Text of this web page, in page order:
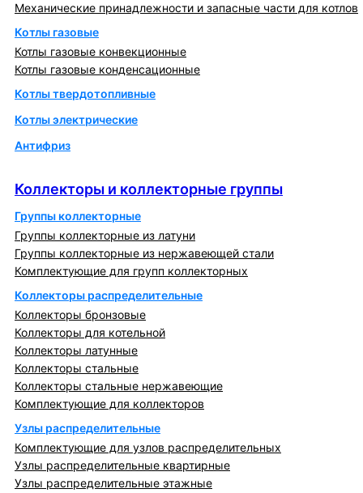
Механические принадлежности и запасные части для котлов
Котлы газовые
Котлы газовые конвекционные
Котлы газовые конденсационные
Котлы твердотопливные
Котлы электрические
Антифриз
Коллекторы и коллекторные группы
Группы коллекторные
Группы коллекторные из латуни
Группы коллекторные из нержавеющей стали
Комплектующие для групп коллекторных
Коллекторы распределительные
Коллекторы бронзовые
Коллекторы для котельной
Коллекторы латунные
Коллекторы стальные
Коллекторы стальные нержавеющие
Комплектующие для коллекторов
Узлы распределительные
Комплектующие для узлов распределительных
Узлы распределительные квартирные
Узлы распределительные этажные